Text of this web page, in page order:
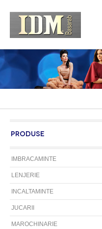
PRODUSE
IMBRACAMINTE
LENJERIE
INCALTAMINTE
JUCARII
MAROCHINARIE